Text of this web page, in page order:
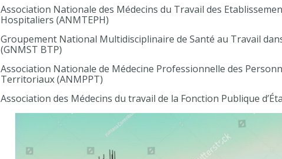
Association Nationale des Médecins du Travail des
Hospitaliers (ANMTEPH)
Groupement National Multidisciplinaire de Santé au Travail
(GNMST BTP)
Association Nationale de Médecine Professionnelle des
Territoriaux (ANMPPT)
Association des Médecins du travail de la Fonction Publique